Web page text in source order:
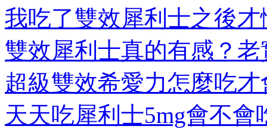
我吃了雙效犀利士之後
雙效犀利士真的有感？
超級雙效希愛力怎麼吃
天天吃犀利士5mg會不會